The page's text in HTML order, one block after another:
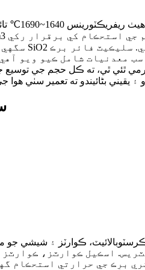
سليڪا
معدنيات شامل ڪيو ويو
اسڪيل ڪوارٽز،
برڪ جي حرارتي استحڪام